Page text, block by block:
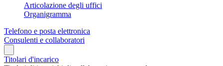
Articolazione degli uffici
Organigramma
Telefono e posta elettronica
Consulenti e collaboratori
Titolari d'incarico